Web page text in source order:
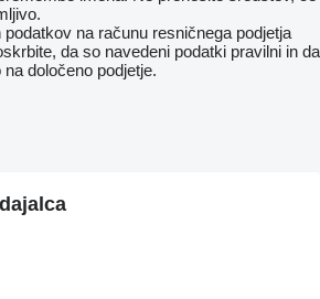
na računu resničnega podjetja
da so navedeni podatki pravilni in da
določeno podjetje.